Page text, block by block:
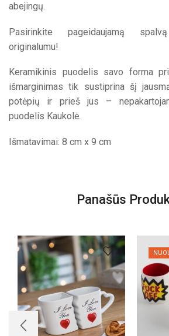
abejingų.
Pasirinkite pageidaujamą
originalumu!
Keramikinis puodelis savo forma
išmarginimas tik sustiprina šį
potėpių ir prieš jus –
puodelis Kaukolė.
Išmatavimai: 8 cm x 9 cm
Panašūs